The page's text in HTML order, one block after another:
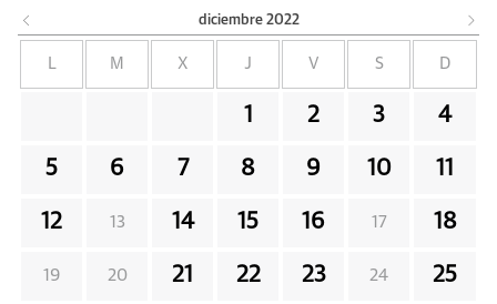
diciembre 2022
M X J V S D
1 2 3 4
5 6 7 8 9 10 11
12 13 14 15 16 17 18
19 20 21 22 23 24 25